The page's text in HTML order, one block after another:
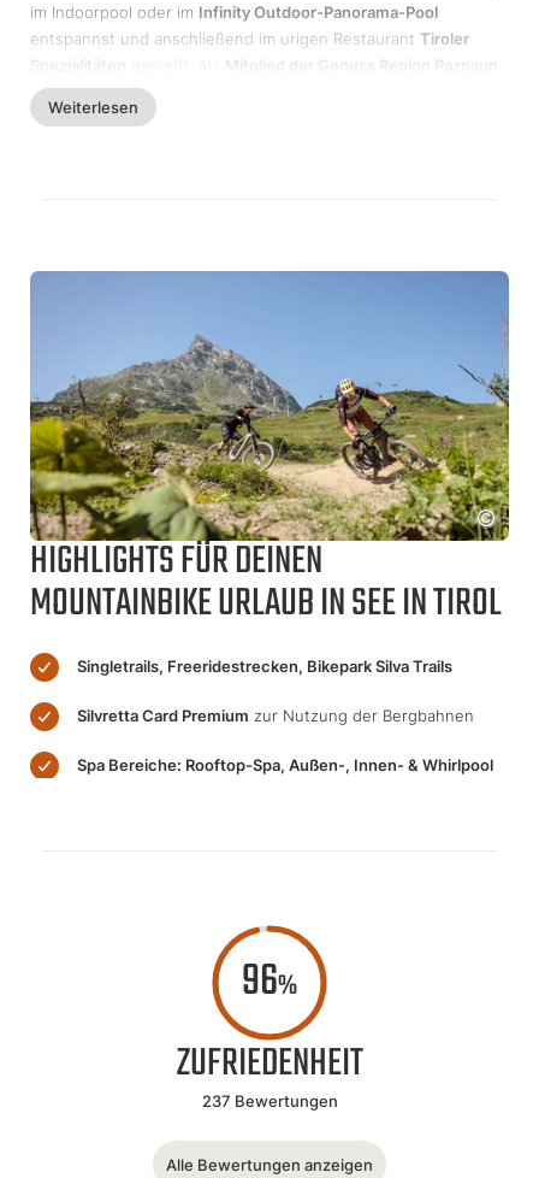
im Indoorpool oder im Infinity Outdoor-Panorama-Pool
entspannst und anschließend im urigen Restaurant Tiroler
Spezialitäten
genießt. Als Mitglied der Genuss Region Paznaun
wird hier hoher Wert auf
gelegt. Die Balance stellt sich da ganz von allein ein.
Weiterlesen
HIGHLIGHTS FÜR DEINEN
MOUNTAINBIKE URLAUB IN SEE IN TIROL
Singletrails, Freeridestrecken, Bikepark Silva Trails
Silvretta Card Premium zur Nutzung der Bergbahnen
Spa Bereiche: Rooftop-Spa, Außen-, Innen- & Whirlpool
96%
ZUFRIEDENHEIT
237 Bewertungen
Alle Bewertungen anzeigen